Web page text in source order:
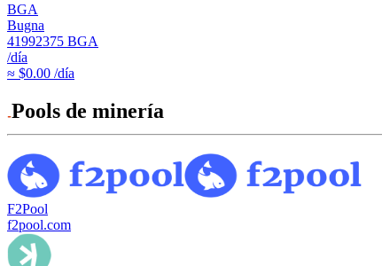
BGA
Bugna
41992375 BGA
/día
≈ $0.00 /día
Pools de minería
F2Pool
f2pool.com